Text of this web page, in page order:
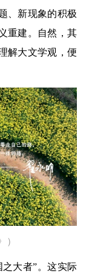
、新现象的积极
重建。自然，其
解大文学观，便
）
大者”。这实际